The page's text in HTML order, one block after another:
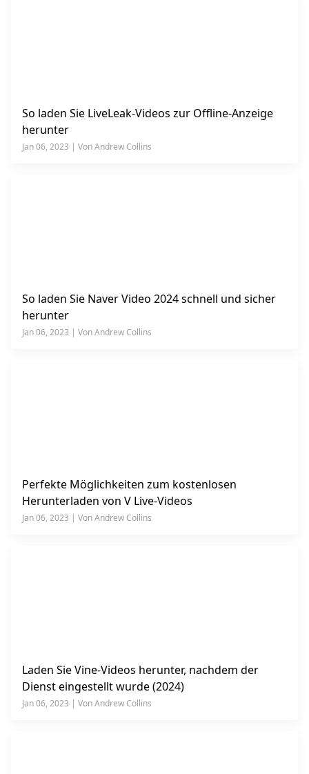
So laden Sie LiveLeak-Videos zur Offline-Anzeige
herunter
Jan 06, 2023 | Von Andrew Collins
So laden Sie Naver Video 2024 schnell und sicher
herunter
Jan 06, 2023 | Von Andrew Collins
Perfekte Möglichkeiten zum kostenlosen
Herunterladen von V Live-Videos
Jan 06, 2023 | Von Andrew Collins
Laden Sie Vine-Videos herunter, nachdem der
Dienst eingestellt wurde (2024)
Jan 06, 2023 | Von Andrew Collins